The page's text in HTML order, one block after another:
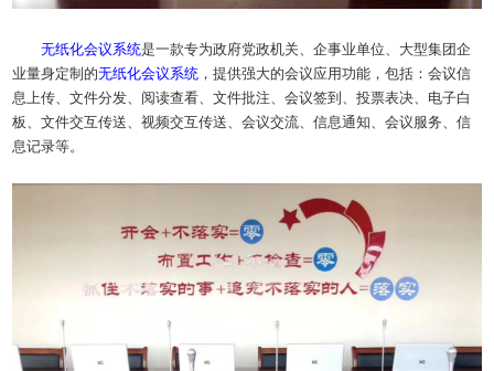
无纸化会议系统是一款专为政府党政机关、企事业单位、大型集团企
业量身定制的无纸化会议系统 ，提供强大的会议应用功能，包括：会议信
息上传、文件分发、阅读查看、文件批注、会议签到、投票表决、电子白
板、文件交互传送、视频交互传送、会议交流、信息通知、会议服务、信
息记录等。